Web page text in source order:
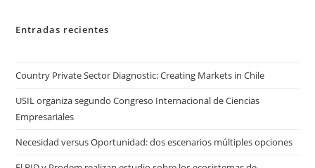
Entradas recientes
Country Private Sector Diagnostic: Creating Markets in Chile
USIL organiza segundo Congreso Internacional de Ciencias
Empresariales
Necesidad versus Oportunidad: dos escenarios múltiples opciones